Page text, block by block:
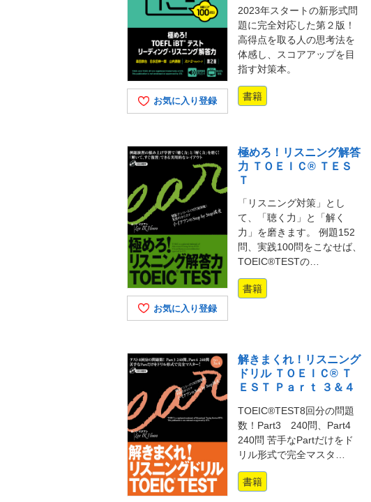
お気に入り登録
2023年スタートの新形式問
題に完全対応した第２版！
高得点を取る人の思考法を
体感し、スコアアップを目
指す対策本。
書籍
お気に入り登録
極めろ！リスニング解答
力 ＴＯＥＩＣ® ＴＥＳ
Ｔ
「リスニング対策」とし
て、「聴く力」と「解く
力」を磨きます。 例題152
問、実践100問をこなせば、
TOEIC®TESTの…
書籍
解きまくれ！リスニング
ドリル ＴＯＥＩＣ® Ｔ
ＥＳＴ Ｐａｒｔ ３＆４
TOEIC®TEST8回分の問題
数！Part3 240問、Part4
240問 苦手なPartだけをド
リル形式で完全マスタ…
書籍